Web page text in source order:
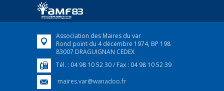
FEUILLETER
Association des Maires du var
Rond point du 4 décembre 1974, BP 198
83007 DRAGUIGNAN CEDEX
Tél. : 04 98 10 52 30 / Fax : 04 98 10 52 39
maires.var@wanadoo.fr